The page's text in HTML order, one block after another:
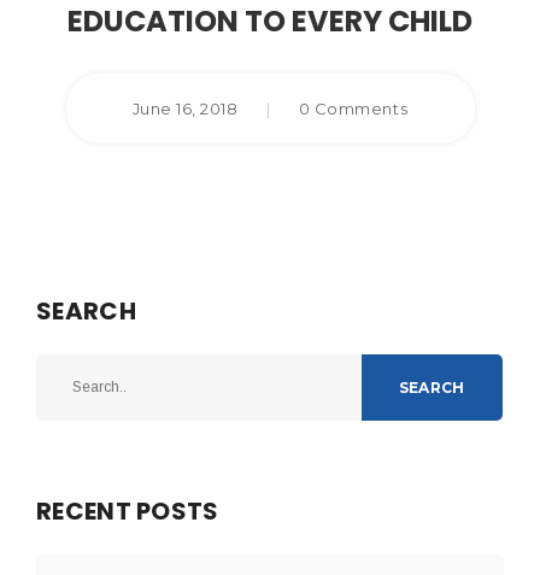
EDUCATION TO EVERY CHILD
June 16, 2018 | 0 Comments
SEARCH
SEARCH
RECENT POSTS